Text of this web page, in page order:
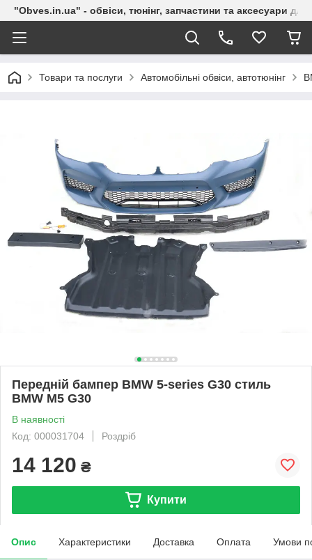
"Obves.in.ua" - обвіси, тюнінг, запчастини та аксесуари
Товари та послуги Автомобільні обвіси, автотюнінг
Передній бампер BMW 5-series G30 стиль
BMW M5 G30
В наявності
Код: 000031704
Роздріб
14 120 ₴
Купити
Опис Характеристики Доставка Оплата Умови